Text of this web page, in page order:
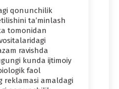
qonunchilik
ta’minlash
tomonidan
ravishda
kunda ijtimoiy
faol
reklamasi amaldagi